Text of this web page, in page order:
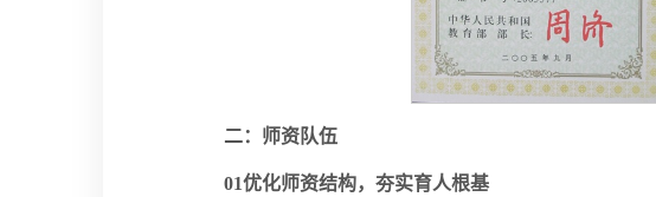
二： 师资队伍
01优化师资结构，夯实育人根基